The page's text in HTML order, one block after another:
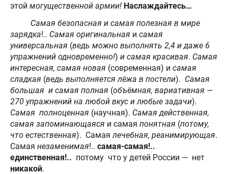
этой могущественной армии! Наслаждайтесь…
Самая безопасная и самая полезная в мире
зарядка!.. Самая оригинальная и самая
универсальная (ведь можно выполнять 2,4 и даже 6
упражнений одновременно!) и самая красивая. Самая
интересная, самая новая (современная) и самая
сладкая (ведь выполняется лёжа в постели). Самая
большая и самая полная (объёмная, вариативная —
270 упражнений на любой вкус и любые задачи).
Самая полноценная (научная). Самая действенная,
самая запоминающаяся и самая понятная (потому,
что естественная). Самаялечебная, реанимирующая.
Самая незаменимая!.. самая-самая!..
единственная!.. потому что у детей России — нет
никакой.